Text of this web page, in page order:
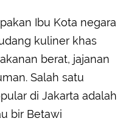
Ibu Kota negara
kuliner khas
berat, jajanan
Salah satu
di Jakarta adalah
bir Betawi